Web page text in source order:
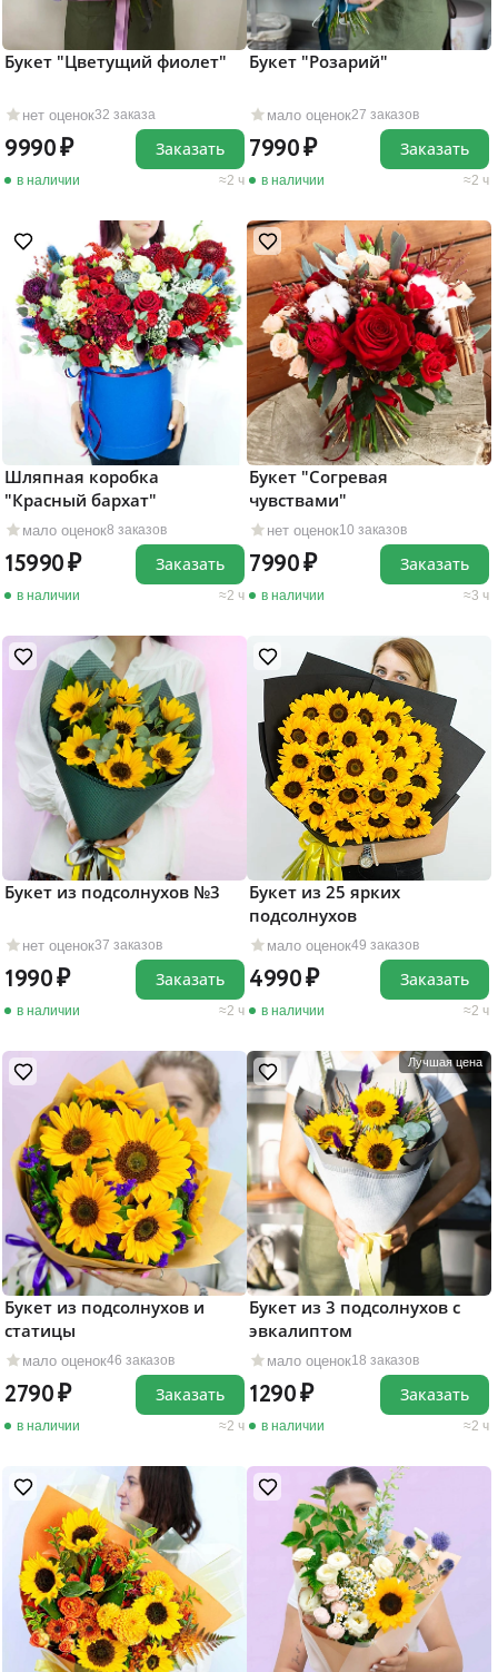
нет оценок32 заказа
Букет "Цветущий фиолет"
9990
в наличии 2 ч
Заказать
мало оценок27 заказов
Букет "Розарий"
7990
в наличии 2 ч
Заказать
мало оценок8 заказов
Шляпная коробка
"Красный бархат"
15990
в наличии 2 ч
Заказать
нет оценок10 заказов
Букет "Согревая
чувствами"
7990
в наличии 3 ч
Заказать
нет оценок37 заказов
Букет из подсолнухов №3
1990
в наличии 2 ч
Заказать
мало оценок49 заказов
Букет из 25 ярких
подсолнухов
4990
в наличии 2 ч
Заказать
мало оценок46 заказов
Букет из подсолнухов и
статицы
2790
в наличии 2 ч
Заказать
Лучшая цена
мало оценок18 заказов
Букет из 3 подсолнухов с
эвкалиптом
1290
в наличии 2 ч
Заказать